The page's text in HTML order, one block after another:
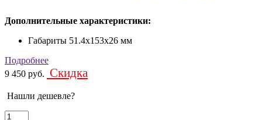
Дополнительные характеристики:
Габариты 51.4x153x26 мм
Подробнее
9 450 руб. Скидка
Нашли дешевле?